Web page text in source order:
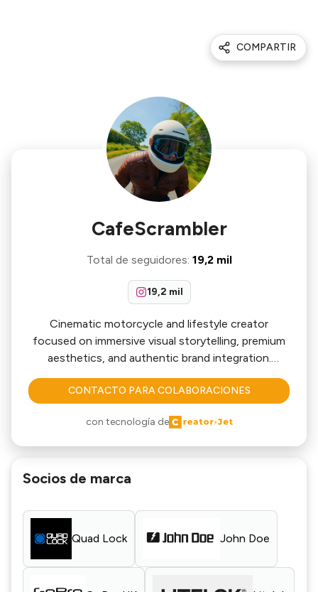
COMPARTIR
CafeScrambler
Total de seguidores: 19,2 mil
19,2 mil
Cinematic motorcycle and lifestyle creator
focused on immersive visual storytelling, premium
aesthetics, and authentic brand integration.
My content blends POV riding, adventure, music
create reels that feel atmospheric and emotionally
engaging rather than traditionally promotional.
I specialise in creating visually driven content for
and premium apparel brands through natural
CONTACTO PARA COLABORACIONES
con tecnología de
Socios de marca
Quad Lock John Doe